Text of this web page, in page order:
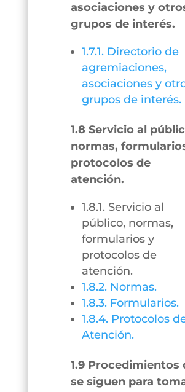
asociaciones y
grupos de interés.
1.7.1. Directorio de
agremiaciones,
asociaciones y
grupos de interés.
1.8 Servicio al
normas,
protocolos de
atención.
1.8.1. Servicio al
público, normas,
formularios y
protocolos de
atención.
1.8.2. Normas.
1.8.3. Formularios.
1.8.4. Protocolos
Atención.
1.9 Procedimientos
se siguen para